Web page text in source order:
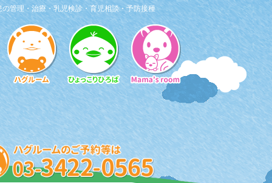
管理・治療・乳児検診・育児相談・予防接種